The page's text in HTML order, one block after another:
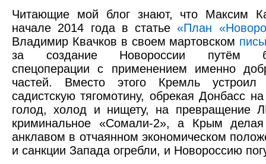
Читающие мой блог знают, что Максим
начале 2014 года в статье «План
Владимир Квачков в своем мартовском
за создание Новороссии путём
спецоперации с применением именно
частей. Вместо этого Кремль устроил
садистскую тягомотину, обрекая Донбасс
голод, холод и нищету, на
криминальное «Сомали-2», а Крым делая
анклавом в отчаянном экономическом
и санкции Запада огребли, и Новороссию